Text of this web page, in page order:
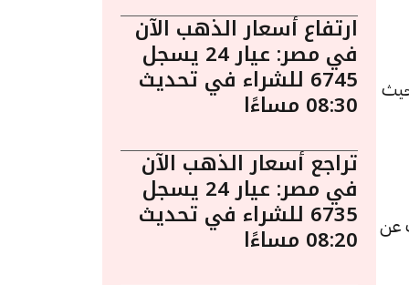
الساعة 4:30 مساءً. حيث
بزيادة قدرها 10 جنيهات عن
ارتفاع أسعار الذهب الآن
في مصر: عيار 24 يسجل
6745 للشراء في تحديث
08:30 مساءًا
تراجع أسعار الذهب الآن
في مصر: عيار 24 يسجل
6735 للشراء في تحديث
08:20 مساءًا